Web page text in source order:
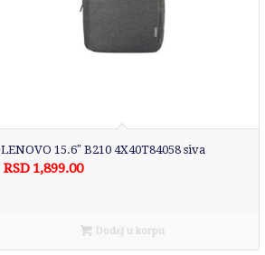
LENOVO 15.6″ B210 4X40T84058 siva
RSD 1,899.00
Dodaj u korpu